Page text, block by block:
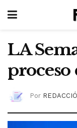
LA
proceso
Por